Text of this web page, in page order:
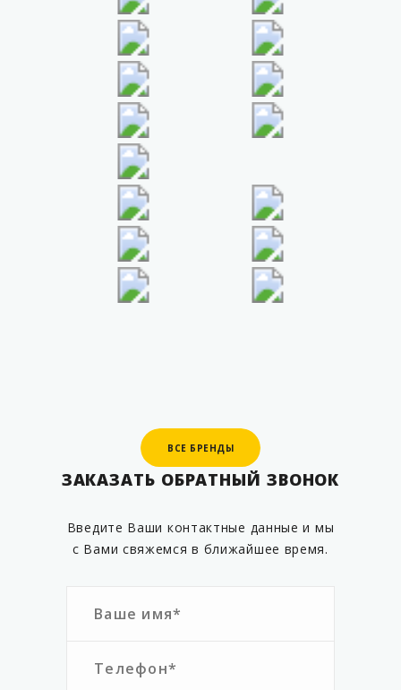
ВСЕ БРЕНДЫ
ВСЕ БРЕНДЫ
ЗАКАЗАТЬ ОБРАТНЫЙ ЗВОНОК
Введите Ваши контактные данные и мы
с Вами свяжемся в ближайшее время.